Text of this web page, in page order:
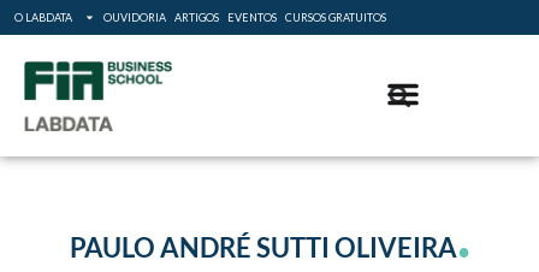
O LABDATA OUVIDORIA ARTIGOS EVENTOS CURSOS GRATUITOS
PAULO ANDRÉ SUTTI OLIVEIRA.